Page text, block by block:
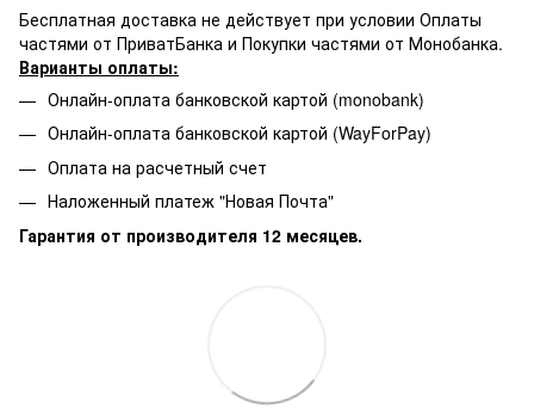
Бесплатная доставка не действует при условии Оплаты
частями от ПриватБанка и Покупки частями от Монобанка.
Варианты оплаты:
Онлайн-оплата банковской картой (monobank)
Онлайн-оплата банковской картой (WayForPay)
Оплата на расчетный счет
Наложенный платеж "Новая Почта"
Гарантия от производителя 12 месяцев.